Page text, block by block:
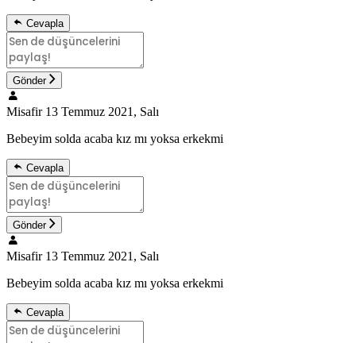
Cevapla
Gönder
Misafir 13 Temmuz 2021, Salı
Bebeyim solda acaba kız mı yoksa erkekmi
Cevapla
Gönder
Misafir 13 Temmuz 2021, Salı
Bebeyim solda acaba kız mı yoksa erkekmi
Cevapla